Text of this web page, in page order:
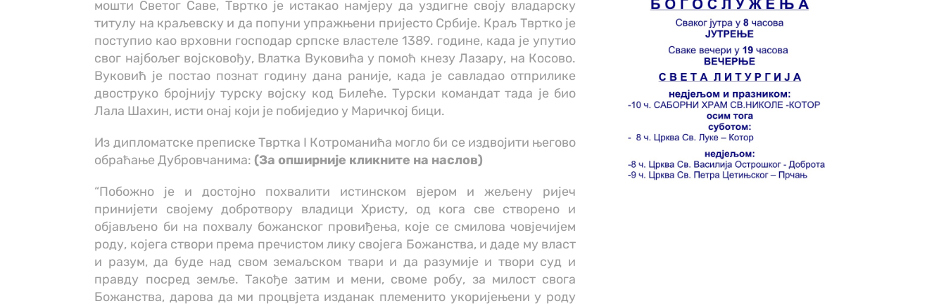
мошти Светог Саве, Твртко је истакао намјеру да уздигне своју владарску
титулу на краљевску и да попуни упражњени пријесто Србије. Краљ Твртко је
поступио као врховни господар српске властеле 1389. године, када је упутио
свог најбољег војсковођу, Влатка Вуковића у помоћ кнезу Лазару, на Косово.
Вуковић је постао познат годину дана раније, када је савладао отприлике
двоструко бројнију турску војску код Билеће. Турски командат тада је био
Лала Шахин, исти онај који је побиједио у Маричкој бици.
Из дипломатске преписке Твртка I Котроманића могло би се издвојити његово
обраћање Дубровчанима:(За опширније кликните на наслов)
“Побожно је и достојно похвалити истинском вјером и жељену ријеч
принијети својему добротвору владици Христу, од кога све створено и
објављено би на похвалу божанског провиђења, које се смилова човјечијем
роду, којега створи према пречистом лику својега Божанства, и даде му власт
и разум, да буде над свом земаљском твари и да разумије и твори суд и
правду посред земље. Такође затим и мени, своме робу, за милост свога
Божанства, дарова да ми процвјета изданак племенито укоријењени у роду